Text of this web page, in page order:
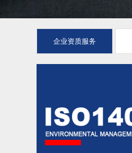
企业资质服务